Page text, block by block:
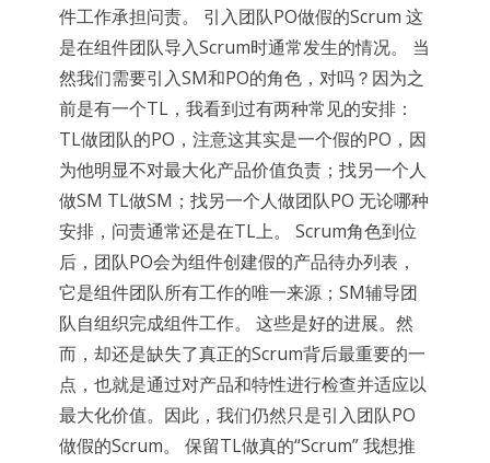
件工作承担问责。 引入团队PO做假的Scrum 这
是在组件团队导入Scrum时通常发生的情况。 当
然我们需要引入SM和PO的角色，对吗？因为之
前是有一个TL，我看到过有两种常见的安排：
TL做团队的PO，注意这其实是一个假的PO，因
为他明显不对最大化产品价值负责；找另一个人
做SM TL做SM；找另一个人做团队PO 无论哪种
安排，问责通常还是在TL上。 Scrum角色到位
后，团队PO会为组件创建假的产品待办列表，
它是组件团队所有工作的唯一来源；SM辅导团
队自组织完成组件工作。 这些是好的进展。然
而，却还是缺失了真正的Scrum背后最重要的一
点，也就是通过对产品和特性进行检查并适应以
最大化价值。因此，我们仍然只是引入团队PO
做假的Scrum。 保留TL做真的“Scrum” 我想推